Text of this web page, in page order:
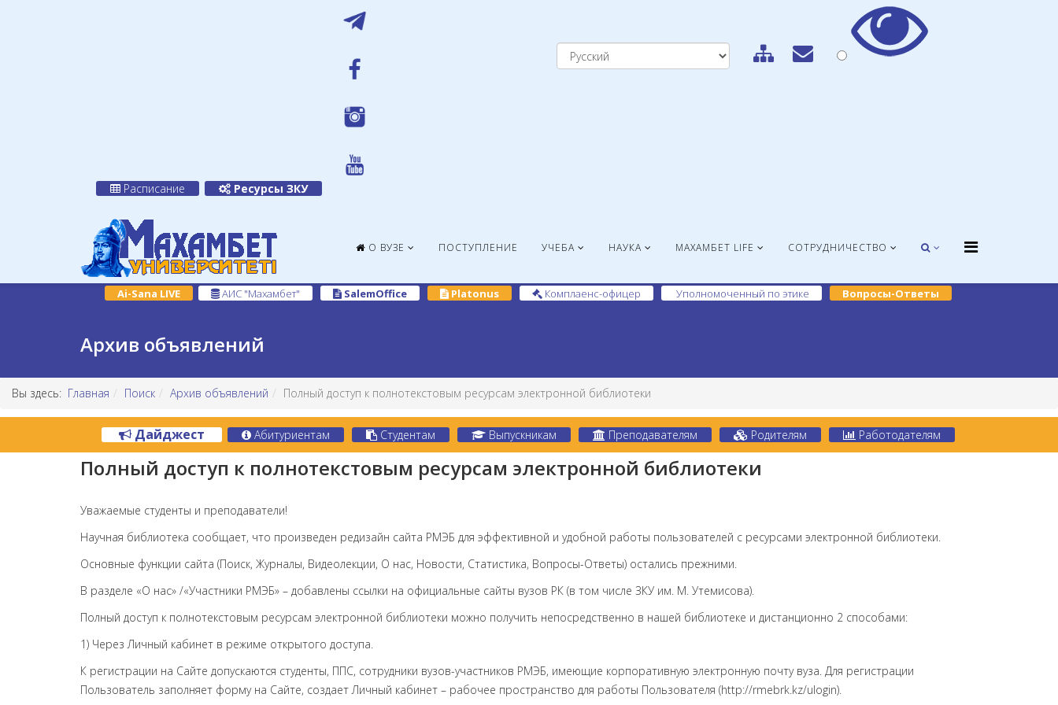
Расписание Ресурсы ЗКУ
О ВУЗЕ ПОСТУПЛЕНИЕ УЧЕБА НАУКА МАХАМБЕТ LIFE СОТРУДНИЧЕСТВО
Ai-Sana LIVE АИС "Махамбет" SalemOffice Platonus Комплаенс-офицер Уполномоченный по этике Вопросы-Ответы
Архив объявлений
Вы здесь: Главная Поиск Архив объявлений Полный доступ к полнотекстовым ресурсам электронной библиотеки
Дайджест Абитуриентам Студентам Выпускникам Преподавателям Родителям Работодателям
Полный доступ к полнотекстовым ресурсам электронной библиотеки
Уважаемые студенты и преподаватели!
Научная библиотека сообщает, что произведен редизайн сайта РМЭБ для эффективной и удобной работы пользователей с ресурсами электронной библиотеки.
Основные функции сайта (Поиск, Журналы, Видеолекции, О нас, Новости, Статистика, Вопросы-Ответы) остались прежними.
В разделе «О нас» /«Участники РМЭБ» – добавлены ссылки на официальные сайты вузов РК (в том числе ЗКУ им. М. Утемисова).
Полный доступ к полнотекстовым ресурсам электронной библиотеки можно получить непосредственно в нашей библиотеке и дистанционно 2 способами:
1) Через Личный кабинет в режиме открытого доступа.
К регистрации на Сайте допускаются студенты, ППС, сотрудники вузов-участников РМЭБ, имеющие корпоративную электронную почту вуза. Для регистрации
Пользователь заполняет форму на Сайте, создает Личный кабинет – рабочее пространство для работы Пользователя (http://rmebrk.kz/ulogin).